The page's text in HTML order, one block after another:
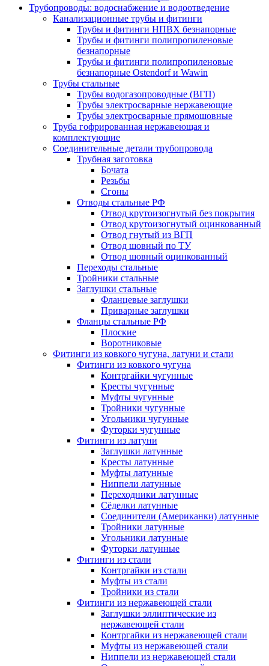
Трубопроводы: водоснабжение и водоотведение
Канализационные трубы и фитинги
Трубы и фитинги НПВХ безнапорные
Трубы и фитинги полипропиленовые
безнапорные
Трубы и фитинги полипропиленовые
безнапорные Ostendorf и Wawin
Трубы стальные
Трубы водогазопроводные (ВГП)
Трубы электросварные нержавеющие
Трубы электросварные прямошовные
Труба гофрированная нержавеющая и
комплектующие
Соединительные детали трубопровода
Трубная заготовка
Бочата
Резьбы
Сгоны
Отводы стальные РФ
Отвод крутоизогнутый без покрытия
Отвод крутоизогнутый оцинкованный
Отвод гнутый из ВГП
Отвод шовный по ТУ
Отвод шовный оцинкованный
Переходы стальные
Тройники стальные
Заглушки стальные
Фланцевые заглушки
Приварные заглушки
Фланцы стальные РФ
Плоские
Воротниковые
Фитинги из ковкого чугуна, латуни и стали
Фитинги из ковкого чугуна
Контргайки чугунные
Кресты чугунные
Муфты чугунные
Тройники чугунные
Угольники чугунные
Футорки чугунные
Фитинги из латуни
Заглушки латунные
Кресты латунные
Муфты латунные
Ниппели латунные
Переходники латунные
Сёделки латунные
Соединители (Американки) латунные
Тройники латунные
Угольники латунные
Футорки латунные
Фитинги из стали
Контргайки из стали
Муфты из стали
Тройники из стали
Фитинги из нержавеющей стали
Заглушки эллиптические из
нержавеющей стали
Контргайки из нержавеющей стали
Муфты из нержавеющей стали
Ниппели из нержавеющей стали